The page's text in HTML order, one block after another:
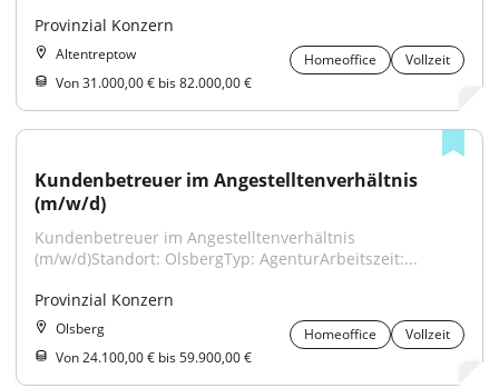
Provinzial Konzern
Altentreptow Homeoffice
Vollzeit
Von 31.000,00 € bis 82.000,00 €
Kundenbetreuer im Angestelltenverhältnis
(m/w/d)
Kundenbetreuer im Angestelltenverhältnis
(m/w/d)Standort: OlsbergTyp: AgenturArbeitszeit:...
Provinzial Konzern
Olsberg Homeoffice
Vollzeit
Von 24.100,00 € bis 59.900,00 €